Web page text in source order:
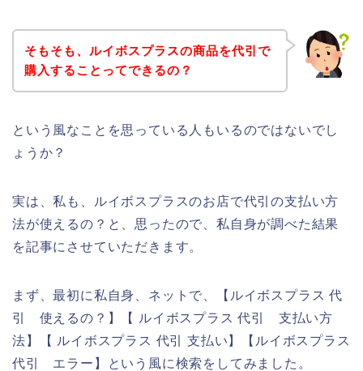
そもそも、ルイボスプラスの商品を代引で
購入することってできるの？
という風なことを思っている人もいるのではないでし
ょうか？
実は、私も、ルイボスプラスのお店で代引の支払い方
法が使えるの？と、思ったので、私自身が調べた結果
を記事にさせていただきます。
まず、最初に私自身、ネットで、【ルイボスプラス 代
引 使えるの？】【 ルイボスプラス 代引 支払い方
法】【 ルイボスプラス 代引 支払い】【ルイボスプラス
代引 エラー】という風に検索をしてみました。